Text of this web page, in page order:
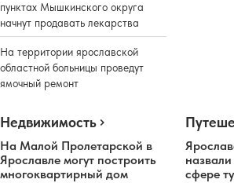
пунктах Мышкинского округа
начнут продавать лекарства
На территории ярославской
областной больницы проведут
ямочный ремонт
Недвижимость
На Малой Пролетарской в
Ярославле могут построить
многоквартирный дом
сфере